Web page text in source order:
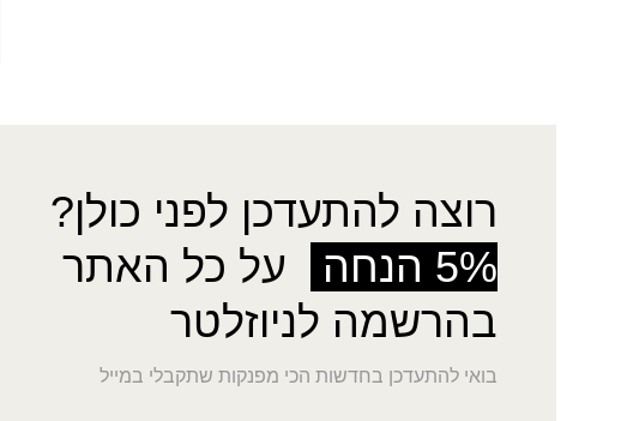
רוצה להתעדכן לפני כולן?
5% הנחה
על כל האתר
בהרשמה לניוזלטר
בואי להתעדכן בחדשות הכי מפנקות שתקבלי במייל